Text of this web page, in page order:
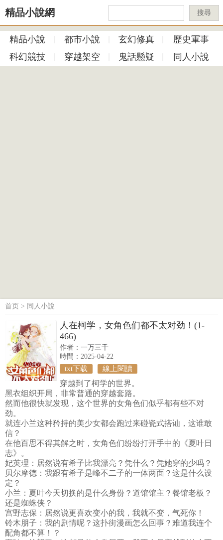
精品小說網 搜尋
精品小說 都市小說 玄幻修真
歷史軍事
科幻競技
穿越架空 鬼話懸疑 同人小說
首页 > 同人小說
人在柯学，女角色们都不太对劲！(1-
466)
作者： 一万三千
時間：2025-04-22
txt下载 線上閱讀
穿越到了柯学的世界。
黑衣组织开局，非常普通的穿越套路。
然而他很快就发现，这个世界的女角色们似乎都有些不对
劲。
就连小兰这种矜持的美少女都会跑过来碰瓷式搭讪，这谁敢
信？
在他百思不得其解之时，女角色们纷纷打开手中的《夏叶日
志》。
妃英理：居然说有希子比我漂亮？凭什么？凭她穿的少吗？
贝尔摩德：我跟有希子是峰不二子的一体两面？这是什么设
定？
小兰：夏叶今天切换的是什么身份？道馆馆主？餐馆老板？
还是蜘蛛侠？
宫野志保：居然说更喜欢变小的我，我就不变，气死你！
铃木朋子：我的剧情呢？这扑街漫画怎么回事？难道我连个
配角都不算！？